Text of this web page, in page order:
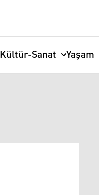
Kültür-Sanat Yaşam